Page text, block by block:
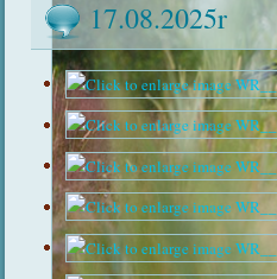
17.08.2025r